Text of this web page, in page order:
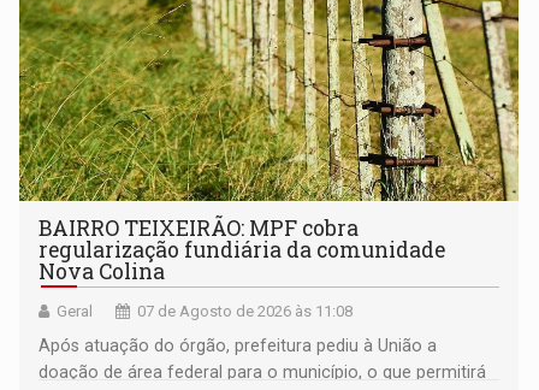
BAIRRO TEIXEIRÃO: MPF cobra
regularização fundiária da comunidade
Nova Colina
Geral 07 de Agosto de 2026 às 11:08
Após atuação do órgão, prefeitura pediu à União a
doação de área federal para o município, o que permitirá